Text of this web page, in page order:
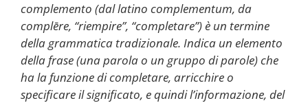
complemento (dal latino complementum, da
complēre, “riempire”, “completare”) è un termine
della grammatica tradizionale. Indica un elemento
della frase (una parola o un gruppo di parole) che
ha la funzione di completare, arricchire o
specificare il significato, e quindi l’informazione, del